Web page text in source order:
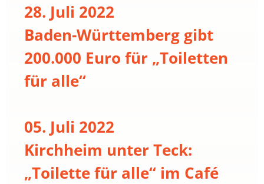
28. Juli 2022
Baden-Württemberg gibt
200.000 Euro für „Toiletten
für alle“
05. Juli 2022
Kirchheim unter Teck:
„Toilette für alle“ im Café